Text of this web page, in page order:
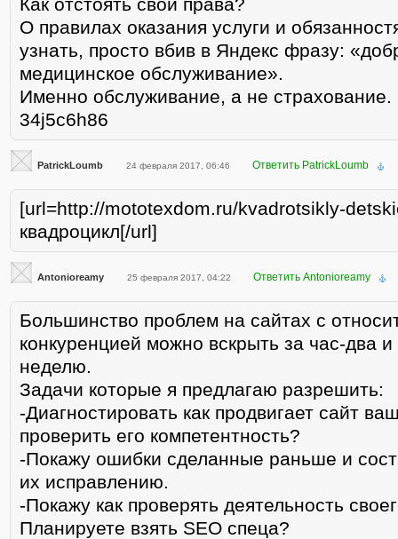
О правилах оказания услуги и
узнать, просто вбив в Яндекс фразу:
медицинское обслуживание».
Именно обслуживание, а не страхование.
34j5c6h86
PatrickLoumb 24 февраля 2017, 06:46 Ответить PatrickLoumb
[url=http://mototexdom.ru/kvadrotsikly-
квадроцикл[/url]
Antonioreamy 25 февраля 2017, 04:22 Ответить Antonioreamy
Большинство проблем на сайтах с
конкуренцией можно вскрыть за час-два и
неделю.
Задачи которые я предлагаю разрешить:
-Диагностировать как продвигает сайт
проверить его компетентность?
-Покажу ошибки сделанные раньше и
их исправлению.
-Покажу как проверять деятельность
Планируете взять SEO спеца?